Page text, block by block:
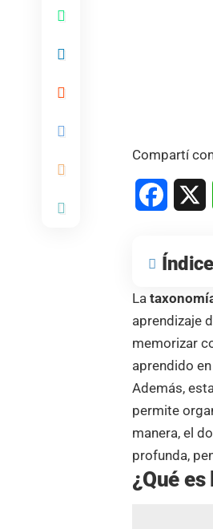
Compartí
Índice
La
aprendizaje
memorizar
aprendido
Además,
permite
manera, el
profunda,
¿Qué